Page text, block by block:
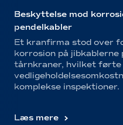
Beskyttelse mod
pendelkabler
Et kranfirma stod over
korrosion på jibkablerne
tårnkraner, hvilket førte
komplekse inspektioner.
Læs mere